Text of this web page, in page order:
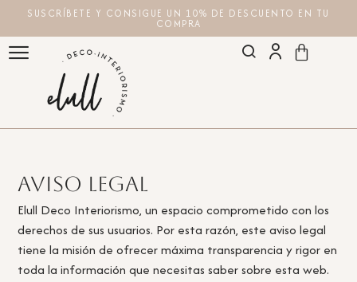
SUSCRÍBETE Y CONSIGUE UN 10% DE DESCUENTO EN TU
COMPRA
Aviso legal
Elull Deco Interiorismo, un espacio comprometido con los
derechos de sus usuarios. Por esta razón, este aviso legal
tiene la misión de ofrecer máxima transparencia y rigor en
toda la información que necesitas saber sobre esta web.